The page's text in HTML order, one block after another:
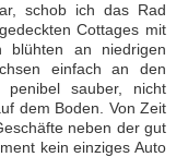
schob ich das Rad
Cottages mit
blühten an niedrigen
einfach an den
penibel sauber, nicht
dem Boden. Von Zeit
neben der gut
kein einziges Auto